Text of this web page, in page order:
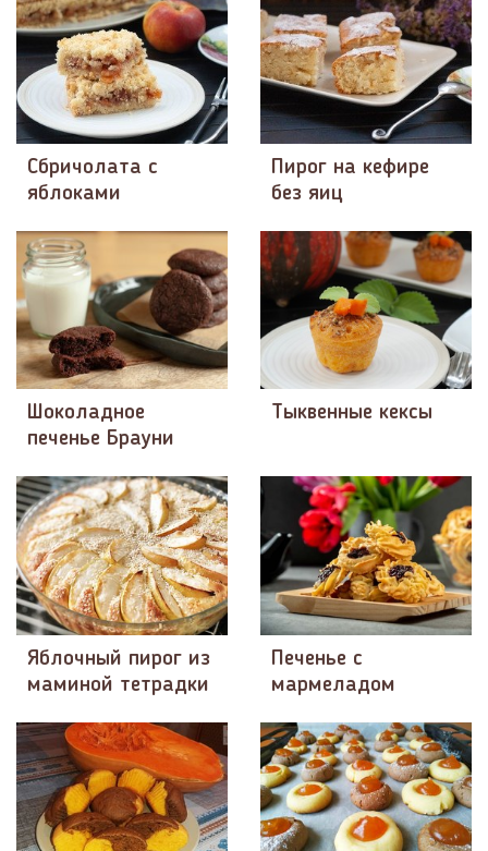
Сбричолата с
яблоками
Пирог на кефире
без яиц
Шоколадное
печенье Брауни
Тыквенные кексы
Яблочный пирог из
маминой тетрадки
Печенье с
мармеладом